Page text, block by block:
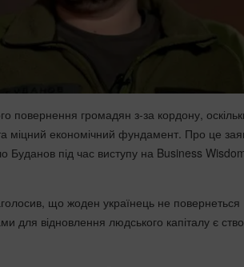
повернення громадян з-за кордону,
та міцний економічний фундамент. Про це
Буданов під час виступу на Business
що жоден українець не повернеться
для відновлення людського капіталу є